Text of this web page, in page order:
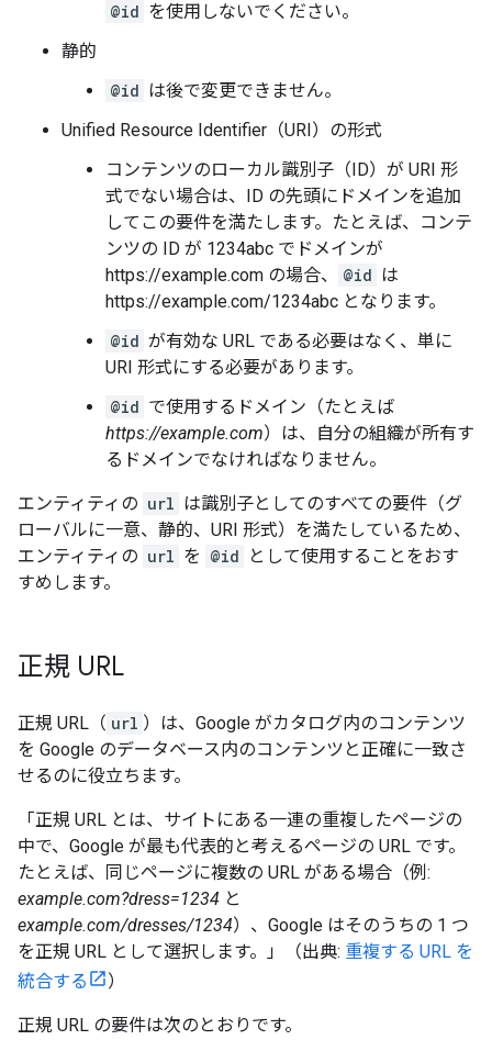
@id を使用しないでください。
静的
@id は後で変更できません。
Unified Resource Identifier（URI）の形式
コンテンツのローカル識別子（ID）が URI 形
式でない場合は、ID の先頭にドメインを追加
してこの要件を満たします。たとえば、コンテ
ンツの ID が 1234abc でドメインが
https://example.com の場合、
@id は
https://example.com/1234abc となります。
@id が有効な URL である必要はなく、単に
URI 形式にする必要があります。
@id で使用するドメイン（たとえば
https://example.com）は、自分の組織が所有す
るドメインでなければなりません。
エンティティの url は識別子としてのすべての要件（グ
ローバルに一意、静的、URI 形式）を満たしているため、
エンティティの url を @id
として使用することをおす
すめします。
正規 URL
正規 URL（ url ）は、Google がカタログ内のコンテンツ
を Google のデータベース内のコンテンツと正確に一致さ
せるのに役立ちます。
「正規 URL とは、サイトにある一連の重複したページの
中で、Google が最も代表的と考えるページの URL です。
たとえば、同じページに複数の URL がある場合（例:
example.com?dress=1234 と
example.com/dresses/1234）、Google はそのうちの 1 つ
を正規 URL として選択します。」（出典: 重複する URL を
統合する
）
正規 URL の要件は次のとおりです。